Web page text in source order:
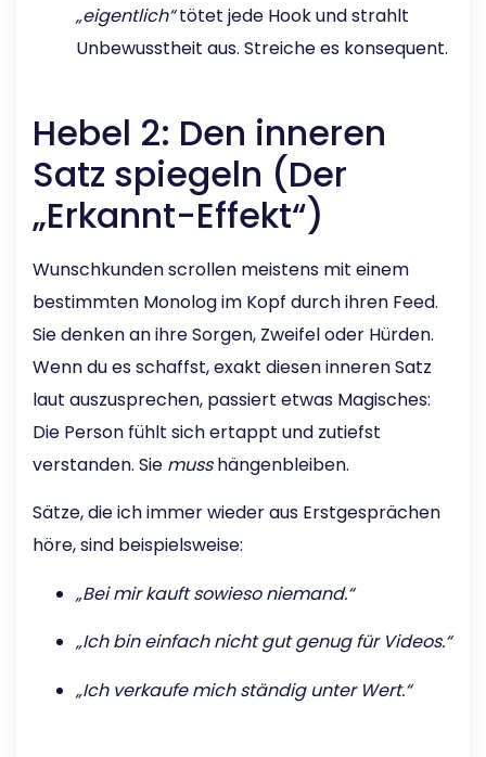
„eigentlich“tötet jede Hook und strahlt
Unbewusstheit aus. Streiche es konsequent.
Hebel 2: Den inneren
Satz spiegeln (Der
„Erkannt-Effekt“)
Wunschkunden scrollen meistens mit einem
bestimmten Monolog im Kopf durch ihren Feed.
Sie denken an ihre Sorgen, Zweifel oder Hürden.
Wenn du es schaffst, exakt diesen inneren Satz
laut auszusprechen, passiert etwas Magisches:
Die Person fühlt sich ertappt und zutiefst
verstanden. Sie musshängenbleiben.
Sätze, die ich immer wieder aus Erstgesprächen
höre, sind beispielsweise:
„Bei mir kauft sowieso niemand.“
„Ich bin einfach nicht gut genug für Videos.“
„Ich verkaufe mich ständig unter Wert.“